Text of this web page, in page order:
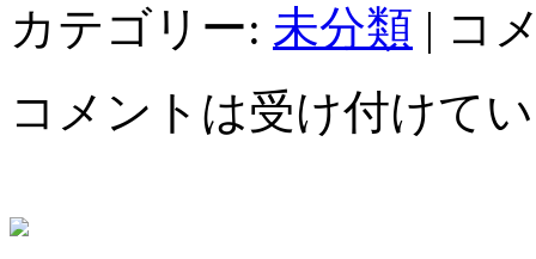
カテゴリー: 未分類 | コ
コメントは受け付けて